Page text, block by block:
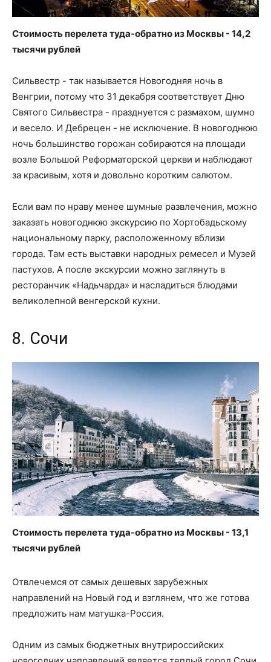
Стоимость перелета туда-обратно из Москвы - 14,2
тысячи рублей
Сильвестр - так называется Новогодняя ночь в
Венгрии, потому что 31 декабря соответствует Дню
Святого Сильвестра - празднуется с размахом, шумно
и весело. И Дебрецен - не исключение. В новогоднюю
ночь большинство горожан собираются на площади
возле Большой Реформаторской церкви и наблюдают
за красивым, хотя и довольно коротким салютом.
Если вам по нраву менее шумные развлечения, можно
заказать новогоднюю экскурсию по Хортобадьскому
национальному парку, расположенному вблизи
города. Там есть выставки народных ремесел и Музей
пастухов. А после экскурсии можно заглянуть в
ресторанчик «Надьчарда» и насладиться блюдами
великолепной венгерской кухни.
8. Сочи
Стоимость перелета туда-обратно из Москвы - 13,1
тысячи рублей
Отвлечемся от самых дешевых зарубежных
направлений на Новый год и взглянем, что же готова
предложить нам матушка-Россия.
Одним из самых бюджетных внутрироссийских